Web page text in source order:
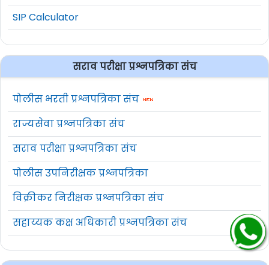
SIP Calculator
सराव परीक्षा प्रश्नपत्रिका संच
पोलीस भरती प्रश्नपत्रिका संच
राज्यसेवा प्रश्नपत्रिका संच
सराव परीक्षा प्रश्नपत्रिका संच
पोलीस उपनिरीक्षक प्रश्नपत्रिका
विक्रीकर निरीक्षक प्रश्नपत्रिका संच
सहाय्यक कक्ष अधिकारी प्रश्नपत्रिका संच